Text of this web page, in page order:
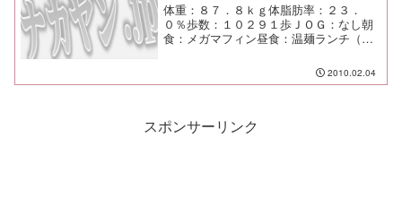
体重：８７．８ｋｇ体脂肪率：２３．
０％歩数：１０２９１歩ＪＯＧ：なし朝
食：メガマフィン昼食：温麺ランチ（壱
メモ：呑み屋で２１００円をつけで呑む
なんて恥ずかしい。
2010.02.04
スポンサーリンク